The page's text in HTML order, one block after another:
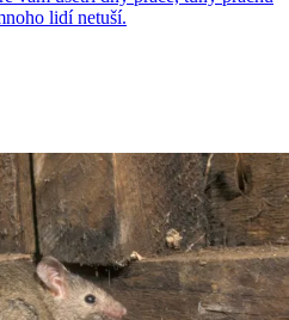
lidí netuší.